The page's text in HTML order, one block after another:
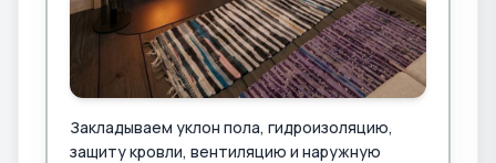
Закладываем уклон пола, гидроизоляцию,
защиту кровли, вентиляцию и наружную